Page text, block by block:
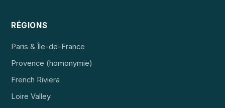
RÉGIONS
Paris & Île-de-France
Provence (homonymie)
French Riviera
Loire Valley